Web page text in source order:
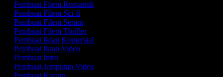
Pembuat Filem Romantik
Pembuat Filem Sci-fi
Pembuat Filem Seram
Pembuat Filem Thriller
Pembuat Iklan Komersial
Pembuat Iklan Video
Pembuat Intro
Pembuat Jemputan Video